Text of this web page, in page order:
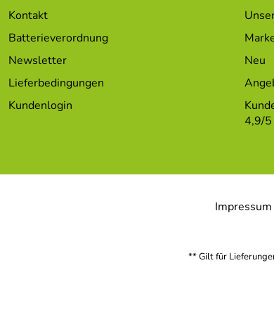
Kontakt
Batterieverordnung
Newsletter
Lieferbedingungen
Kundenlogin
Neu
4,9/5
Impressum
** Gilt für